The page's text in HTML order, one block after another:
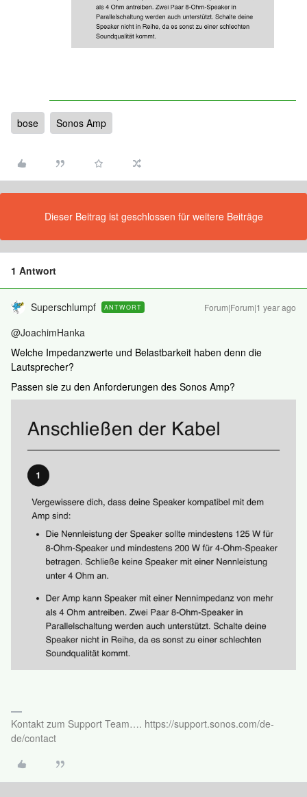
bose Sonos Amp
Dieser Beitrag ist geschlossen für weitere Beiträge
1 Antwort
Superschlumpf ANTWORT Forum|Forum|1 year ago
@JoachimHanka
Welche Impedanzwerte und Belastbarkeit haben denn die
Lautsprecher?
Passen sie zu den Anforderungen des Sonos Amp?
Kontakt zum Support Team…. https://support.sonos.com/de-
de/contact